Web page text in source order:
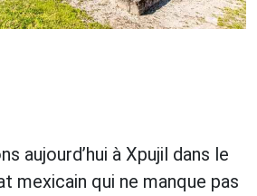
aujourd’hui à Xpujil dans le
mexicain qui ne manque pas